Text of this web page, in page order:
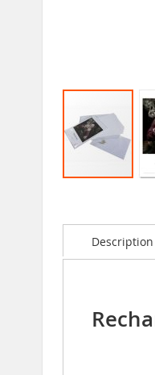
beginningDescription